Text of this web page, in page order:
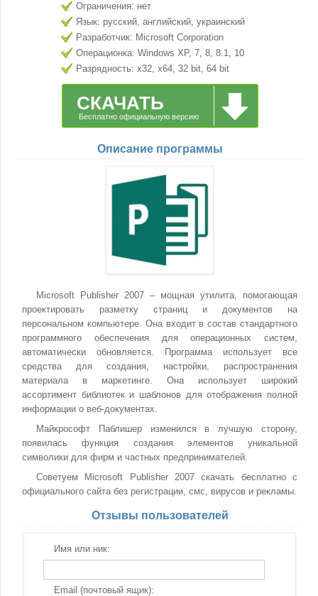
Ограничения: нет
Язык: русский, английский, украинский
Разработчик: Microsoft Corporation
Операционка: Windows XP, 7, 8, 8.1, 10
Разрядность: x32, x64, 32 bit, 64 bit
СКАЧАТЬ
Бесплатно официальную версию
Описание программы
Microsoft Publisher 2007 – мощная утилита, помогающая
проектировать разметку страниц и документов на
персональном компьютере. Она входит в состав стандартного
программного обеспечения для операционных систем,
автоматически обновляется. Программа использует все
средства для создания, настройки, распространения
материала в маркетинге. Она использует широкий
ассортимент библиотек и шаблонов для отображения полной
информации о веб-документах.
Майкрософт Паблишер изменился в лучшую сторону,
появилась функция создания элементов уникальной
символики для фирм и частных предпринимателей.
Советуем Microsoft Publisher 2007 скачать бесплатно с
официального сайта без регистрации, смс, вирусов и рекламы.
Отзывы пользователей
Имя или ник:
Email (почтовый ящик):